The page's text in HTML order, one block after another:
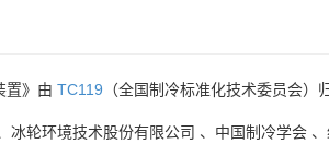
置》由 TC119 （全国制冷标准化技术委员会）
冰轮环境技术股份有限公司 、 中国制冷学会 、